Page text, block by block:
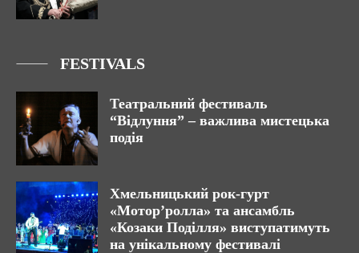
FESTIVALS
Театральний фестиваль
“Відлуння” – важлива мистецька
подія
Хмельницький рок-гурт
«Мотор’ролла» та ансамбль
«Козаки Поділля» виступатимуть
на унікальному фестивалі